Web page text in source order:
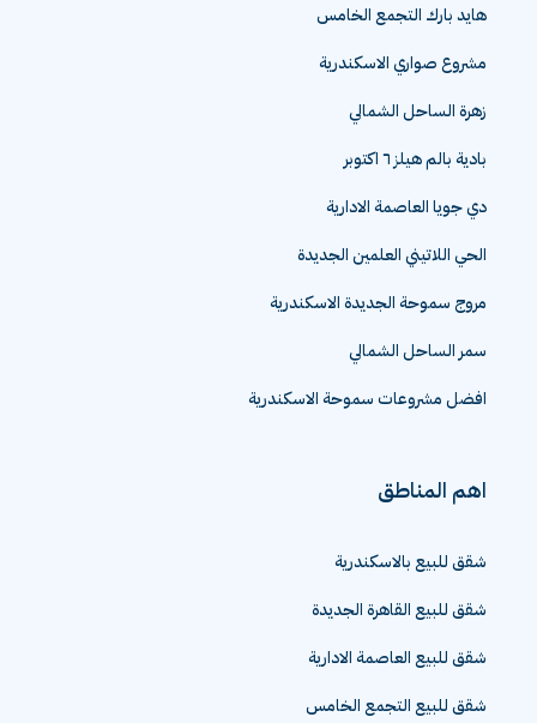
هايد بارك التجمع الخامس
مشروع صواري الاسكندرية
زهرة الساحل الشمالي
بادية بالم هيلز ٦ اكتوبر
دي جويا العاصمة الادارية
الحي اللاتيني العلمين الجديدة
مروج سموحة الجديدة الاسكندرية
سمر الساحل الشمالي
افضل مشروعات سموحة الاسكندرية
اهم المناطق
شقق للبيع بالاسكندرية
شقق للبيع القاهرة الجديدة
شقق للبيع العاصمة الادارية
شقق للبيع التجمع الخامس